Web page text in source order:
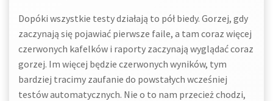
Dopóki wszystkie testy działają to pół biedy. Gorzej, gdy
zaczynają się pojawiać pierwsze faile, a tam coraz więcej
czerwonych kafelków i raporty zaczynają wyglądać coraz
gorzej. Im więcej będzie czerwonych wyników, tym
bardziej tracimy zaufanie do powstałych wcześniej
testów automatycznych. Nie o to nam przecież chodzi,